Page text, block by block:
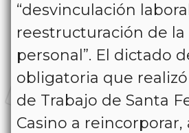
“desvinculación
reestructuración de
personal”. El dictado
obligatoria que
de Trabajo de Santa
Casino a